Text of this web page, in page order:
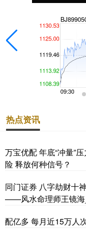
热点资讯
万宝优配 年底“冲量”
险 释放何种信号？
同门证券 八字劫财十
——风水命理师王镜海
配亿多 每月近15万人